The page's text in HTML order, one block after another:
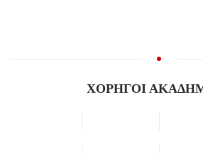
ΧΟΡΗΓΟΙ